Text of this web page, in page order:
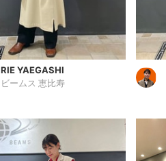
RIE YAEGASHI
ビームス 恵比寿